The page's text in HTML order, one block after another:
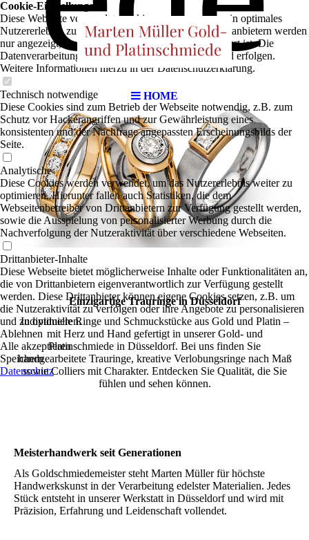
HOME
Einzigartige Trauringe in Düsseldorf
Individuelle Ringe und Schmuckstücke aus Gold und Platin –
mit Herz und Hand gefertigt in unserer Gold- und
Platinschmiede in Düsseldorf. Bei uns finden Sie
handgearbeitete Trauringe, kreative Verlobungsringe nach Maß
sowie Colliers mit Charakter. Entdecken Sie Qualität, die Sie
fühlen und sehen können.
Meisterhandwerk seit Generationen
Als Goldschmiedemeister steht Marten Müller für höchste
Handwerkskunst in der Verarbeitung edelster Materialien. Jedes
Stück entsteht in unserer Werkstatt in Düsseldorf und wird mit
Präzision, Erfahrung und Leidenschaft vollendet.
Cookie-Einstellungen
Diese Webseite verwendet Cookies, um Besuchern ein optimales
Nutzererlebnis zu bieten. Bestimmte Inhalte von Drittanbietern werden
nur angezeigt, wenn die entsprechende Option aktiviert ist. Die
Datenverarbeitung kann dann auch in einem Drittland erfolgen.
Weitere Informationen hierzu in der Datenschutzerklärung.
Technisch notwendige
Diese Cookies sind zum Betrieb der Webseite notwendig, z.B. zum
Schutz vor Hackerangriffen und zur Gewährleistung eines
konsistenten und der Nachfrage angepassten Erscheinungsbilds der
Seite.
Analytische
Diese Cookies werden verwendet, um das Nutzererlebnis weiter zu
optimieren. Hierunter fallen auch Statistiken, die dem
Webseitenbetreiber von Drittanbietern zur Verfügung gestellt werden,
sowie die Ausspielung von personalisierter Werbung durch die
Nachverfolgung der Nutzeraktivität über verschiedene Webseiten.
Drittanbieter-Inhalte
Diese Webseite bietet möglicherweise Inhalte oder Funktionalitäten an,
die von Drittanbietern eigenverantwortlich zur Verfügung gestellt
werden. Diese Drittanbieter können eigene Cookies setzen, z.B. um
die Nutzeraktivität zu verfolgen oder ihre Angebote zu personalisieren
und zu optimieren.
Ablehnen
Alle akzeptieren
Speichern
Datenschutz